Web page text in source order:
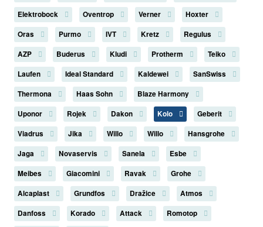
Elektrobock
Oventrop Verner
Hoxter
Oras
Purmo IVT Kretz
Regulus
AZP
Buderus Kludi Protherm
Teiko
Laufen
Ideal Standard Kaldewei
SanSwiss
Thermona
Haas Sohn
Blaze Harmony
Uponor
Rojek Dakon Kolo
Geberit
Viadrus
Jika Willo Willo
Hansgrohe
Jaga
Novaservis Sanela
Esbe
Meibes
Giacomini Ravak
Grohe
Alcaplast
Grundfos Dražice
Atmos
Danfoss
Korado Attack Romotop